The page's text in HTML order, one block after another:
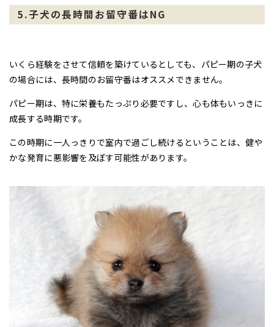
5.子犬の長時間お留守番はNG
いくら経験をさせて信頼を築けているとしても、パピー期の子犬
の場合には、長時間のお留守番はオススメできません。
パピー期は、特に栄養もたっぷり必要ですし、心も体もいっきに
成長する時期です。
この時期に一人っきりで室内で過ごし続けるということは、健や
かな発育に悪影響を及ぼす可能性があります。